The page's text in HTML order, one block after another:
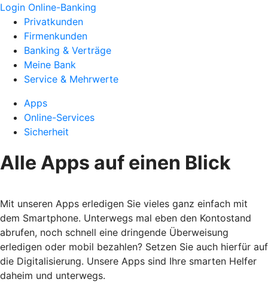
Login Online-Banking
Privatkunden
Firmenkunden
Banking & Verträge
Meine Bank
Service & Mehrwerte
Apps
Online-Services
Sicherheit
Alle Apps auf einen Blick
Mit unseren Apps erledigen Sie vieles ganz einfach mit
dem Smartphone. Unterwegs mal eben den Kontostand
abrufen, noch schnell eine dringende Überweisung
erledigen oder mobil bezahlen? Setzen Sie auch hierfür auf
die Digitalisierung. Unsere Apps sind Ihre smarten Helfer
daheim und unterwegs.